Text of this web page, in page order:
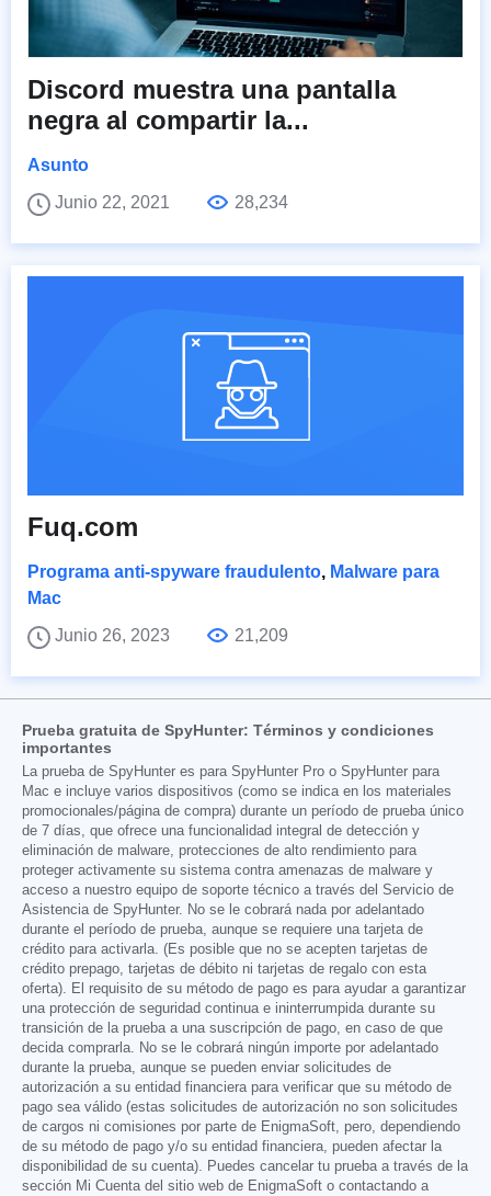
Discord muestra una pantalla
negra al compartir la...
Asunto
Junio 22, 2021
28,234
Fuq.com
Programa anti-spyware fraudulento, Malware para
Mac
Junio 26, 2023
21,209
Prueba gratuita de SpyHunter: Términos y condiciones
importantes
La prueba de SpyHunter es para SpyHunter Pro o SpyHunter para
Mac e incluye varios dispositivos (como se indica en los materiales
promocionales/página de compra) durante un período de prueba único
de 7 días, que ofrece una funcionalidad integral de detección y
eliminación de malware, protecciones de alto rendimiento para
proteger activamente su sistema contra amenazas de malware y
acceso a nuestro equipo de soporte técnico a través del Servicio de
Asistencia de SpyHunter. No se le cobrará nada por adelantado
durante el período de prueba, aunque se requiere una tarjeta de
crédito para activarla. (Es posible que no se acepten tarjetas de
crédito prepago, tarjetas de débito ni tarjetas de regalo con esta
oferta). El requisito de su método de pago es para ayudar a garantizar
una protección de seguridad continua e ininterrumpida durante su
transición de la prueba a una suscripción de pago, en caso de que
decida comprarla. No se le cobrará ningún importe por adelantado
durante la prueba, aunque se pueden enviar solicitudes de
autorización a su entidad financiera para verificar que su método de
pago sea válido (estas solicitudes de autorización no son solicitudes
de cargos ni comisiones por parte de EnigmaSoft, pero, dependiendo
de su método de pago y/o su entidad financiera, pueden afectar la
disponibilidad de su cuenta). Puedes cancelar tu prueba a través de la
sección Mi Cuenta del sitio web de EnigmaSoft o contactando a